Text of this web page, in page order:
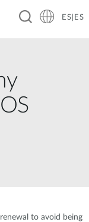
ES|ES
to avoid being